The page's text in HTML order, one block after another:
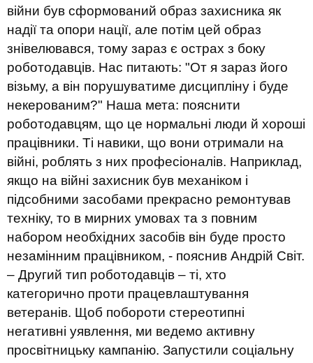
війни був сформований образ захисника як
надії та опори нації, але потім цей образ
знівелювався, тому зараз є острах з боку
роботодавців. Нас питають: "От я зараз його
візьму, а він порушуватиме дисципліну і буде
некерованим?" Наша мета: пояснити
роботодавцям, що це нормальні люди й хороші
працівники. Ті навики, що вони отримали на
війні, роблять з них професіоналів. Наприклад,
якщо на війні захисник був механіком і
підсобними засобами прекрасно ремонтував
техніку, то в мирних умовах та з повним
набором необхідних засобів він буде просто
незамінним працівником, - пояснив Андрій Світ.
– Другий тип роботодавців – ті, хто
категорично проти працевлаштування
ветеранів. Щоб побороти стереотипні
негативні уявлення, ми ведемо активну
просвітницьку кампанію. Запустили соціальну